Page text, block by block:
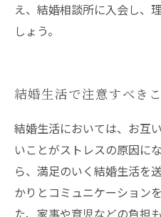
え、結婚相談所に入会し、
しょう。
結婚生活で注意すべき
結婚生活においては、お互
いことがストレスの原因に
ら、満足のいく結婚生活を
かりとコミュニケーション
た、家事や育児などの負担